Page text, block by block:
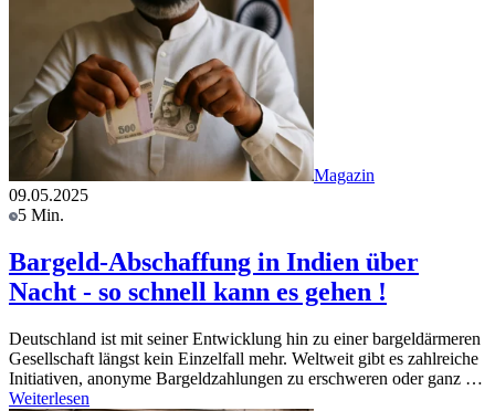
Magazin
09.05.2025
5 Min.
Bargeld-Abschaffung in Indien über
Nacht - so schnell kann es gehen !
Deutschland ist mit seiner Entwicklung hin zu einer bargeldärmeren
Gesellschaft längst kein Einzelfall mehr. Weltweit gibt es zahlreiche
Initiativen, anonyme Bargeldzahlungen zu erschweren oder ganz …
Weiterlesen